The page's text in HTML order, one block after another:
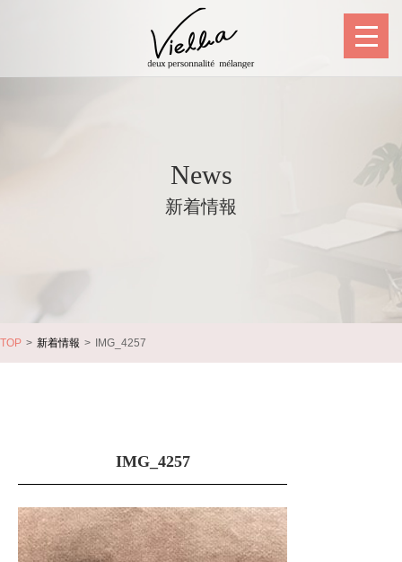
News
新着情報
TOP 新着情報 IMG_4257
IMG_4257